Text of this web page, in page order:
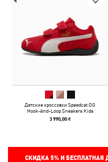
Детские кроссовки Speedcat OG
Hook-And-Loop Sneakers Kids
3 990,00 ₴
СКИДКА 5%И БЕСПЛАТНАЯ